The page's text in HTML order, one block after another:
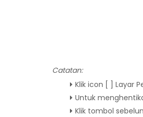
Catatan:
Klik icon [ ] Layar
Untuk
Klik tombol